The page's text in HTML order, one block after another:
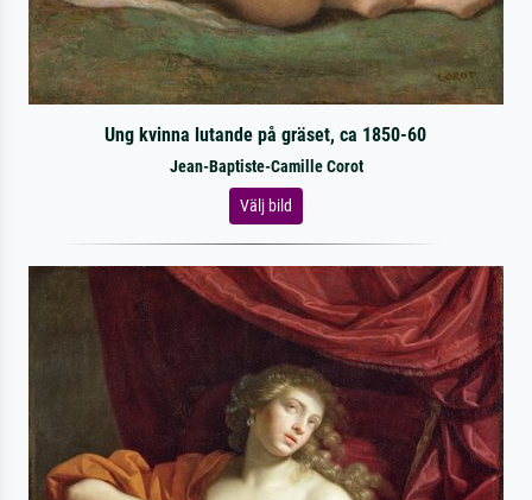
Ung kvinna lutande på gräset, ca 1850-60
Jean-Baptiste-Camille Corot
Välj bild